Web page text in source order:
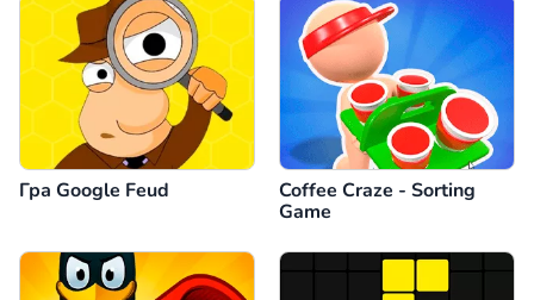
Гра Google Feud
Coffee Craze - Sorting
Game